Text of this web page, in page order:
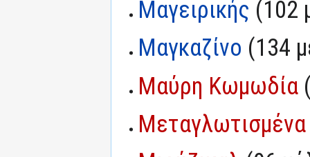
Μαγειρικής (102
Μαγκαζίνο (134
Μαύρη Κωμωδία
Μεταγλωτισμένα